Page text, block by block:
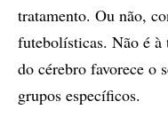
tratamento. Ou não,
futebolísticas. Não é à
do cérebro favorece o
grupos específicos.